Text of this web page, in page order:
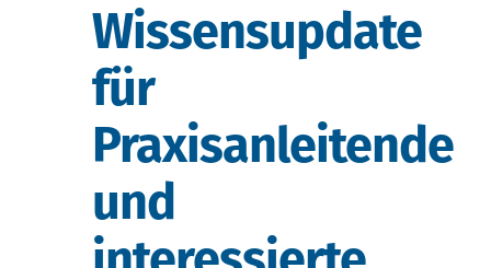
Wissensupdate
für
Praxisanleitende
und